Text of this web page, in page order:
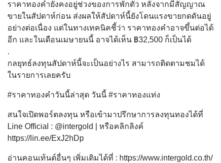
ราคาทองคำยังคงอยู่ช่วงของการพักตัว หลังจากมีสัญญาณ
ขายในสัปดาห์ก่อน ส่งผลให้สัปดาห์นี้ยังโดนแรงขายกดดันอยู่
อย่างต่อเนื่อง แต่ในทางเทคนิคชี้ว่า ราคาทองคำอาจขึ้นต่อได้
อีก และในเดือนเมษายนนี้ อาจได้เห็น ฿32,500 ก็เป็นได้
.
กลยุทธ์ลงทุนสัปดาห์นี้จะเป็นอย่างไร สามารถติดตามชมได้
ในรายการเลยครับ
#ราคาทองคําวันนี้ล่าสุด วันนี้ #ราคาทองแท่ง
สนใจเปิดพอร์ตลงทุน หรือเข้ามาปรึกษาการลงทุนทองได้ที่
Line Official : @intergold | หรือคลิกลิงค์
https://lin.ee/ExJ2hDp
อ่านคอนเท้นต์อื่นๆ เพิ่มเติมได้ที่ : https://www.intergold.co.th/​​​​​